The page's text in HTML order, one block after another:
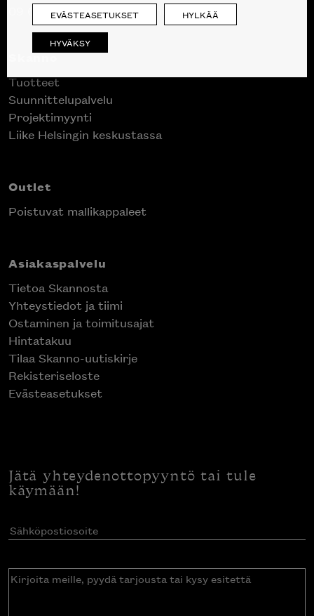
09 612 9440|sales@skanno.fi
Skanno
Tuotteet
Suunnittelupalvelu
Projektimyynti
Liike Helsingin keskustassa
Outlet
Poistuvat mallikappaleet
Asiakaspalvelu
Tietoa Skannosta
Yhteystiedot ja tiimi
Ostaminen ja toimitusajat
Hintatakuu
Tilaa Skanno-uutiskirje
Rekisteriseloste
Evästeasetukset
Jätä yhteydenottopyyntö tai tule
käymään!
Sähköpostiosoite(Pakollinen)
Kirjoita
EVÄSTEASETUKSET HYLKÄÄ
HYVÄKSY